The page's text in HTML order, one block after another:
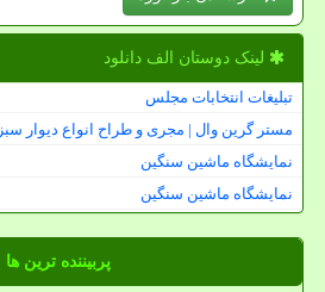
لینک دوستان الف دانلود
تبلیغات انتخابات مجلس
مستر گرین وال | مجری و طراح انواع دیوار سبز
نمایشگاه ماشین سنگین
نمایشگاه ماشین سنگین
پربیننده ترین ها